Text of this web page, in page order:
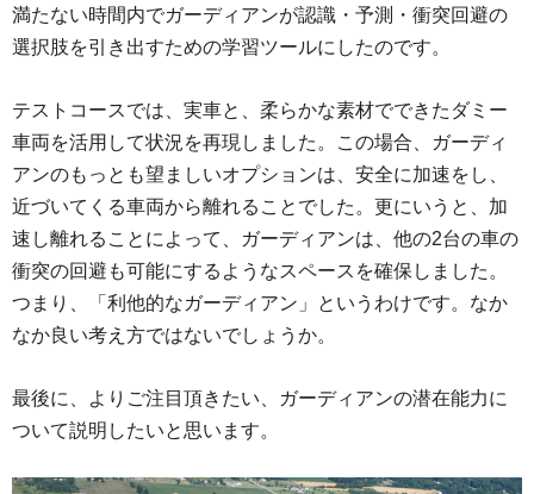
満たない時間内でガーディアンが認識・予測・衝突回避の
選択肢を引き出すための学習ツールにしたのです。
テストコースでは、実車と、柔らかな素材でできたダミー
車両を活用して状況を再現しました。この場合、ガーディ
アンのもっとも望ましいオプションは、安全に加速をし、
近づいてくる車両から離れることでした。更にいうと、加
速し離れることによって、ガーディアンは、他の2台の車の
衝突の回避も可能にするようなスペースを確保しました。
つまり、「利他的なガーディアン」というわけです。なか
なか良い考え方ではないでしょうか。
最後に、よりご注目頂きたい、ガーディアンの潜在能力に
ついて説明したいと思います。